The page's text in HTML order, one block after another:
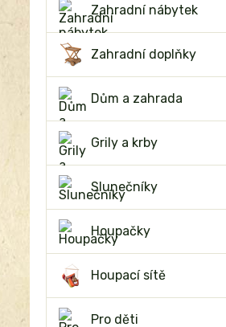
Zahradní nábytek
Zahradní doplňky
Dům a zahrada
Grily a krby
Slunečníky
Houpačky
Houpací sítě
Pro děti